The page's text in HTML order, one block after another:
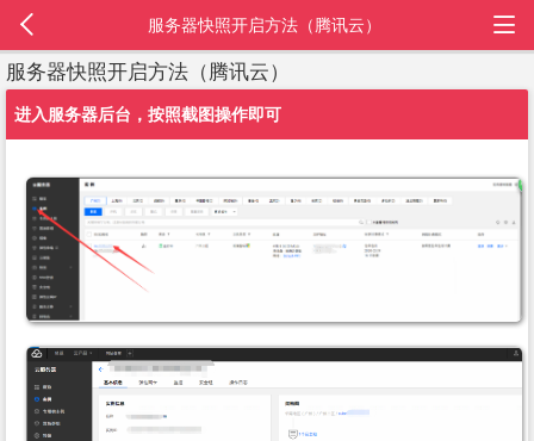
服务器快照开启方法（腾讯云）
进入服务器后台，按照截图操作即可
服务器快照开启方法（腾讯云）